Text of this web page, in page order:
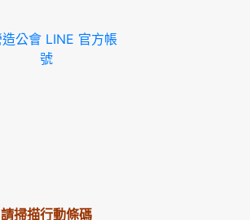
請掃描行動條碼